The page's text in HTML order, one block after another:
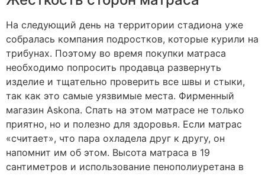
На следующий день на территории стадиона уже
собралась компания подростков, которые курили на
трибунах. Поэтому во время покупки матраса
необходимо попросить продавца развернуть
изделие и тщательно проверить все швы и стыки,
так как это самые уязвимые места. Фирменный
магазин Askona. Спать на этом матрасе не только
приятно, но и полезно для здоровья. Если матрас
«считает», что пара охладела друг к другу, он
напомнит им об этом. Высота матраса в 19
сантиметров и использование пенополиуретана в